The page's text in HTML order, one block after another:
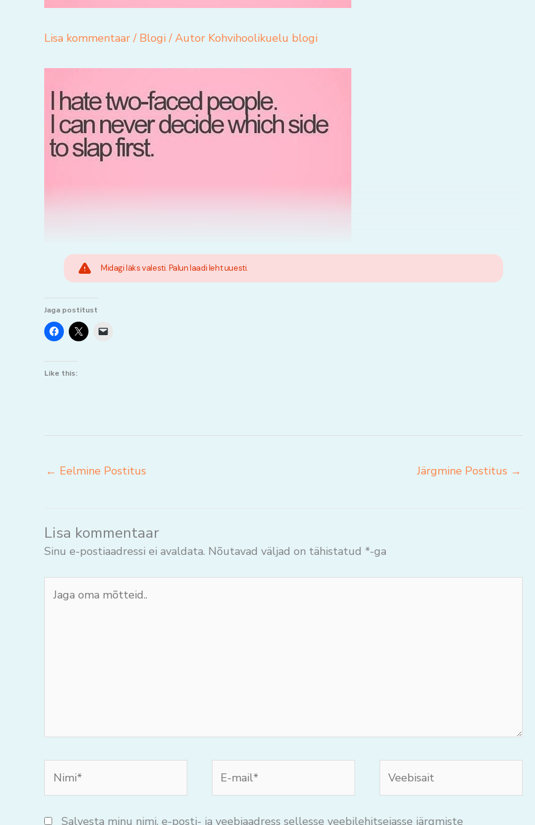
Lisa kommentaar / Blogi/ Autor Kohvihoolikuelu blogi
Midagi läks valesti. Palun laadi leht uuesti.
Jaga postitust
Like this:
← Eelmine Postitus Järgmine Postitus →
Lisa kommentaar
Sinu e-postiaadressi ei avaldata. Nõutavad väljad on tähistatud *-ga
oma
mail*
Salvesta minu nimi, e-posti- ja veebiaadress sellesse veebilehitsejasse järgmiste